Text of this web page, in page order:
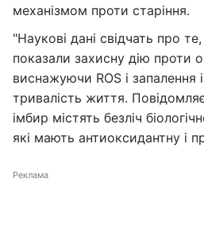
механізмом проти старіння.
"Наукові дані свідчать про
показали захисну дію проти
виснажуючи ROS і
тривалість життя.
імбир містять безліч
які мають антиоксидантну і
Реклама